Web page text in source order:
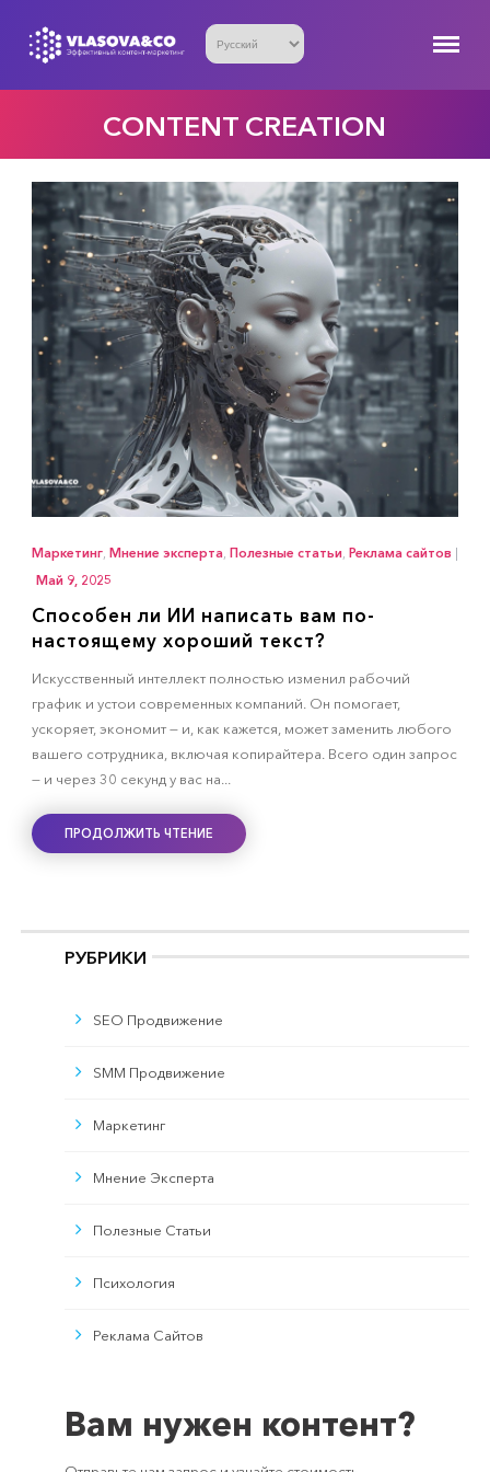
CONTENT CREATION
Маркетинг, Мнение эксперта, Полезные статьи, Реклама сайтов |
Май 9, 2025
Способен ли ИИ написать вам по-
настоящему хороший текст?
Искусственный интеллект полностью изменил рабочий
график и устои современных компаний. Он помогает,
ускоряет, экономит — и, как кажется, может заменить любого
вашего сотрудника, включая копирайтера. Всего один запрос
— и через 30 секунд у вас на...
ПРОДОЛЖИТЬ ЧТЕНИЕ
РУБРИКИ
SEO Продвижение
SMM Продвижение
Маркетинг
Мнение Эксперта
Полезные Статьи
Психология
Реклама Сайтов
Вам нужен контент?